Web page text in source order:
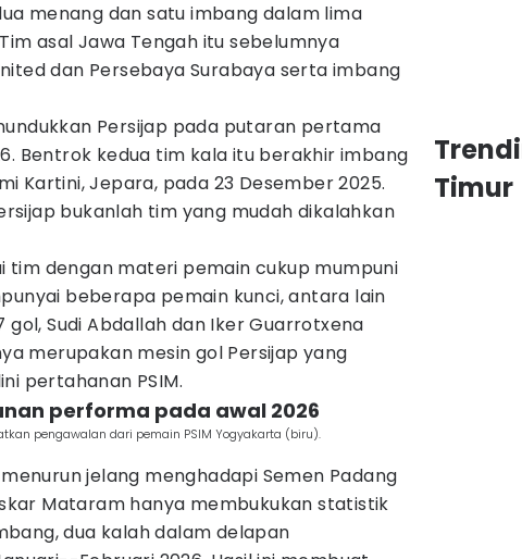
menang dan satu imbang dalam lima
asal Jawa Tengah itu sebelumnya
dan Persebaya Surabaya serta imbang
Persijap pada putaran pertama
Bentrok kedua tim kala itu berakhir imbang
Kartini, Jepara, pada 23 Desember 2025.
bukanlah tim yang mudah dikalahkan
tim dengan materi pemain cukup mumpuni
beberapa pemain kunci, antara lain
gol, Sudi Abdallah dan Iker Guarrotxena
merupakan mesin gol Persijap yang
pertahanan PSIM.
performa pada awal 2026
pengawalan dari pemain PSIM Yogyakarta (biru).
jelang menghadapi Semen Padang
Mataram hanya membukukan statistik
dua kalah dalam delapan
Timur